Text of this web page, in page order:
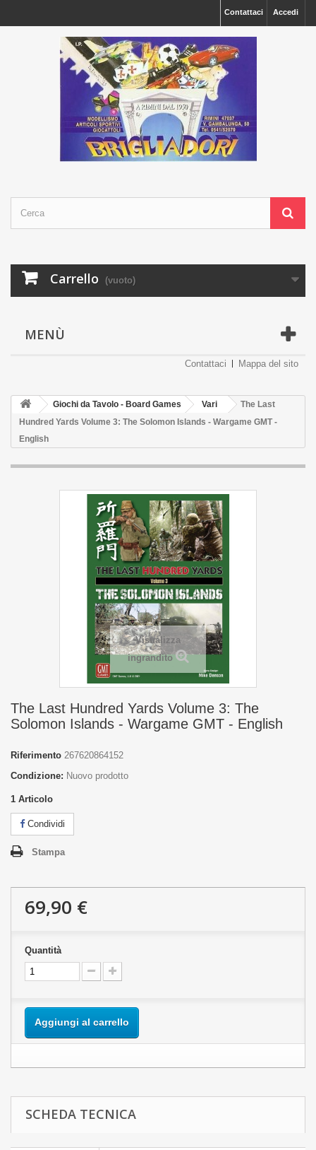
Accedi
Contattaci
Carrello (vuoto)
MENÙ
Contattaci Mappa del sito
Giochi da Tavolo - Board Games Vari
The Last
Hundred Yards Volume 3: The Solomon Islands - Wargame GMT -
English
Visualizza
ingrandito
The Last Hundred Yards Volume 3: The
Solomon Islands - Wargame GMT - English
Riferimento 267620864152
Condizione: Nuovo prodotto
1 Articolo
Condividi
Stampa
69,90 €
Quantità
Aggiungi al carrello
SCHEDA TECNICA